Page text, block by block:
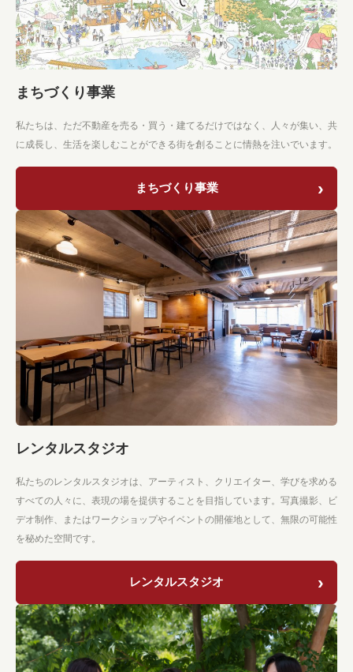
まちづくり事業
私たちは、ただ不動産を売る・買う・建てるだけではなく、人々が集い、共
に成長し、生活を楽しむことができる街を創ることに情熱を注いでいます。
まちづくり事業
レンタルスタジオ
私たちのレンタルスタジオは、アーティスト、クリエイター、学びを求める
すべての人々に、表現の場を提供することを目指しています。写真撮影、ビ
デオ制作、またはワークショップやイベントの開催地として、無限の可能性
を秘めた空間です。
レンタルスタジオ